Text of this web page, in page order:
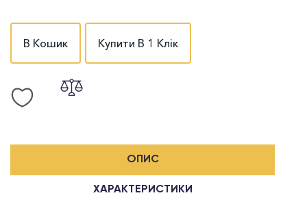
В Кошик Купити В 1 Клік
ОПИС
ХАРАКТЕРИСТИКИ